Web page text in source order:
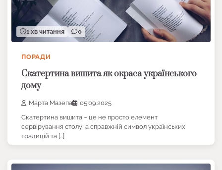
1 хв читання 0
ПОРАДИ
Скатертина вишита як окраса українського
дому
Марта Мазепа
05.09.2025
Скатертина вишита – це не просто елемент
сервірування столу, а справжній символ українських
традицій та […]